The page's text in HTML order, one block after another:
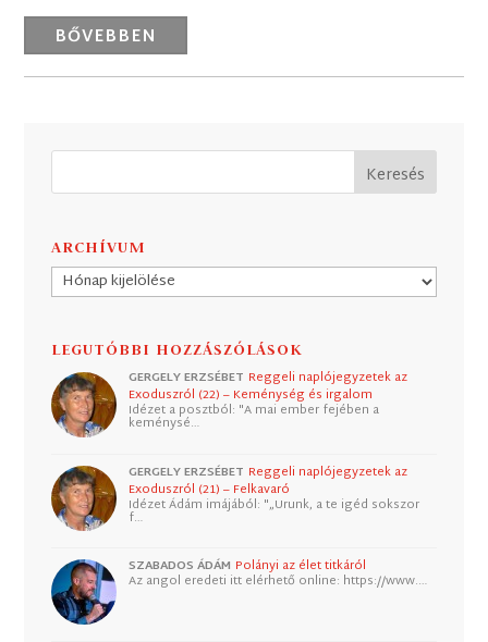
BŐVEBBEN
ARCHÍVUM
Archívum
LEGUTÓBBI HOZZÁSZÓLÁSOK
GERGELY ERZSÉBET Reggeli naplójegyzetek az
Exoduszról (22) – Keménység és irgalom
Idézet a posztból: "A mai ember fejében a
keménysé…
GERGELY ERZSÉBET Reggeli naplójegyzetek az
Exoduszról (21) – Felkavaró
Idézet Ádám imájából: "„Urunk, a te igéd sokszor
f…
SZABADOS ÁDÁM Polányi az élet titkáról
Az angol eredeti itt elérhető online: https://www.…